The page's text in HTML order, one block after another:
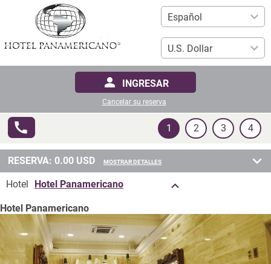
INGRESAR
Cancelar su reserva
1 2 3 4
RESERVA: 0.00 USD MOSTRAR DETALLES
Hotel Hotel Panamericano
Hotel Panamericano